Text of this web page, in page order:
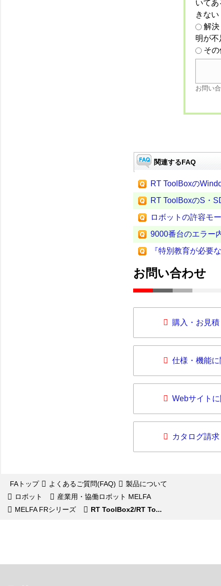
いて
きない
解
明が
そ
お問い
関連するFAQ
RT ToolBoxの
RT ToolBoxのS・
ロボットの許容モ
9000番台のエラー
『特別教育が必要
お問い合わせ
購入・お見
仕様・機能
Webサイト
カタログ請求
FAトップ よくあるご質問(FAQ)
製品について
ロボット
産業用・協働ロボット MELFA
MELFA FRシリーズ
RT ToolBox2/RT To...